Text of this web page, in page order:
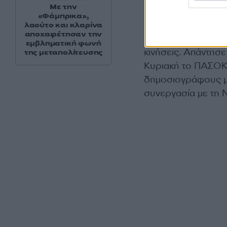
πρώτης και
πως την πρώτη
κινήσεις.
Κυριακή το ΠΑΣΟΚ
δημοσιογράφους
συνεργασία με τη
Με την
«Φάμπρικα»,
λαούτο και κλαρίνα
αποχαιρέτησαν την
εμβληματική φωνή
της μεταπολίτευσης